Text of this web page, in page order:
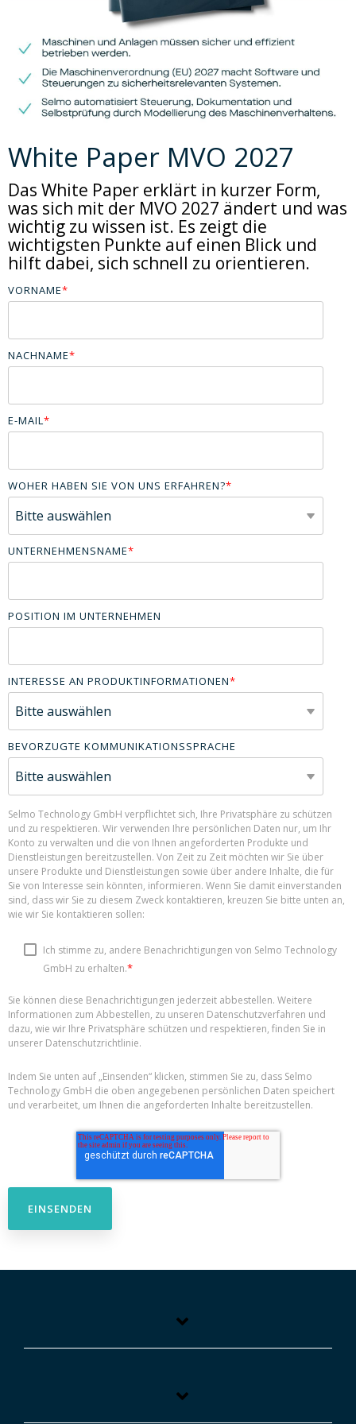
White Paper MVO 2027
Das White Paper erklärt in kurzer Form,
was sich mit der MVO 2027 ändert und was
wichtig zu wissen ist. Es zeigt die
wichtigsten Punkte auf einen Blick und
hilft dabei, sich schnell zu orientieren.
VORNAME*
NACHNAME*
E-MAIL*
WOHER HABEN SIE VON UNS ERFAHREN?*
UNTERNEHMENSNAME*
POSITION IM UNTERNEHMEN
INTERESSE AN PRODUKTINFORMATIONEN*
BEVORZUGTE KOMMUNIKATIONSSPRACHE
Selmo Technology GmbH verpflichtet sich, Ihre Privatsphäre zu schützen
und zu respektieren. Wir verwenden Ihre persönlichen Daten nur, um Ihr
Konto zu verwalten und die von Ihnen angeforderten Produkte und
Dienstleistungen bereitzustellen. Von Zeit zu Zeit möchten wir Sie über
unsere Produkte und Dienstleistungen sowie über andere Inhalte, die für
Sie von Interesse sein könnten, informieren. Wenn Sie damit einverstanden
sind, dass wir Sie zu diesem Zweck kontaktieren, kreuzen Sie bitte unten an,
wie wir Sie kontaktieren sollen:
Ich stimme zu, andere Benachrichtigungen von Selmo Technology
GmbH zu erhalten.*
Sie können diese Benachrichtigungen jederzeit abbestellen. Weitere
Informationen zum Abbestellen, zu unseren Datenschutzverfahren und
dazu, wie wir Ihre Privatsphäre schützen und respektieren, finden Sie in
unserer Datenschutzrichtlinie.
Indem Sie unten auf „Einsenden“ klicken, stimmen Sie zu, dass Selmo
Technology GmbH die oben angegebenen persönlichen Daten speichert
und verarbeitet, um Ihnen die angeforderten Inhalte bereitzustellen.